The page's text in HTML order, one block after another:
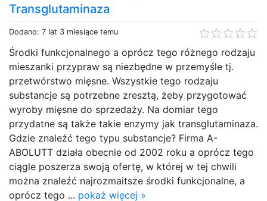
Transglutaminaza
Dodano: 7 lat 3 miesiące temu
Środki funkcjonalnego a oprócz tego różnego rodzaju
mieszanki przypraw są niezbędne w przemyśle tj.
przetwórstwo mięsne. Wszystkie tego rodzaju
substancje są potrzebne zresztą, żeby przygotować
wyroby mięsne do sprzedaży. Na domiar tego
przydatne są także takie enzymy jak transglutaminaza.
Gdzie znaleźć tego typu substancje? Firma A-
ABOLUTT działa obecnie od 2002 roku a oprócz tego
ciągle poszerza swoją ofertę, w której w tej chwili
można znaleźć najrozmaitsze środki funkcjonalne, a
oprócz tego ... pokaż więcej »